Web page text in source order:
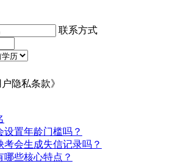
联系方式
户隐私条款》
设置年龄门槛吗？
考会生成失信记录吗？
哪些核心特点？